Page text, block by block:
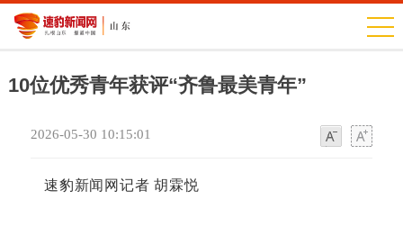
10位优秀青年获评“齐鲁最美青年”
2026-05-30 10:15:01
速豹新闻网记者 胡霖悦